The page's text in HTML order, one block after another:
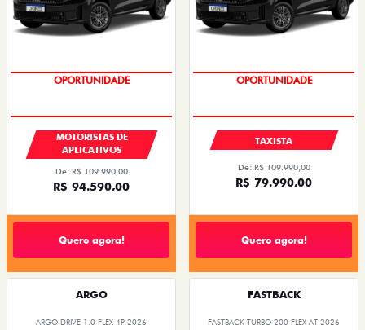
OPORTUNIDADE
MOTORISTAS DE
APLICATIVOS
De: R$ 109.990,00
R$ 94.590,00
Quero agora!
OPORTUNIDADE
TAXISTA
De: R$ 109.990,00
R$ 79.990,00
Quero agora!
ARGO
ARGO DRIVE 1.0 FLEX 4P 2026
FASTBACK
FASTBACK TURBO 200 FLEX AT 2026